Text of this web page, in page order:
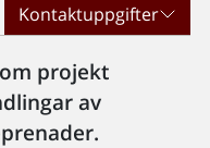
Kontaktuppgifter
projekt
av